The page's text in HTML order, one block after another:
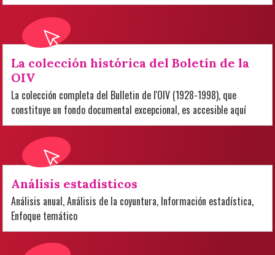
La colección histórica del Boletín de la
OIV
La colección completa del Bulletin de l'OIV (1928-1998), que
constituye un fondo documental excepcional, es accesible aquí
Análisis estadísticos
Análisis anual, Análisis de la coyuntura, Información estadística,
Enfoque temático